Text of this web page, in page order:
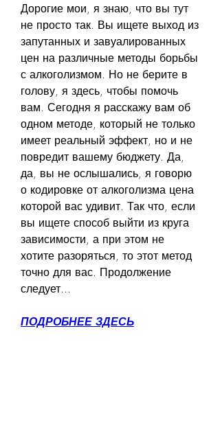
Дорогие мои, я знаю, что вы тут
не просто так. Вы ищете выход из
запутанных и завуалированных
цен на различные методы борьбы
с алкоголизмом. Но не берите в
голову, я здесь, чтобы помочь
вам. Сегодня я расскажу вам об
одном методе, который не только
имеет реальный эффект, но и не
повредит вашему бюджету. Да,
да, вы не ослышались, я говорю
о кодировке от алкоголизма цена
которой вас удивит. Так что, если
вы ищете способ выйти из круга
зависимости, а при этом не
хотите разоряться, то этот метод
точно для вас. Продолжение
следует...
ПОДРОБНЕЕ ЗДЕСЬ